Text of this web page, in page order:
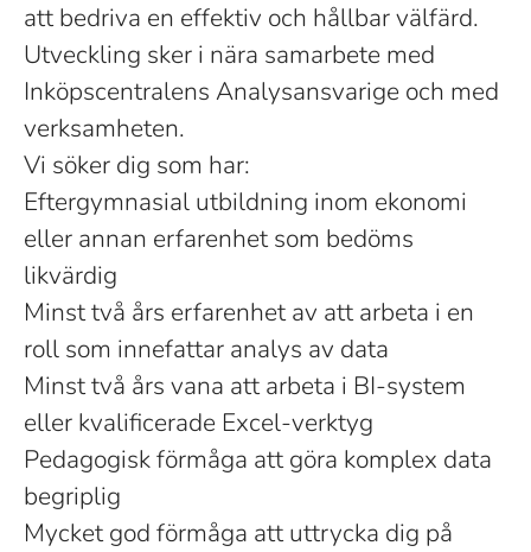
att bedriva en effektiv och hållbar välfärd.
Utveckling sker i nära samarbete med
Inköpscentralens Analysansvarige och med
verksamheten.
Vi söker dig som har:
Eftergymnasial utbildning inom ekonomi
eller annan erfarenhet som bedöms
likvärdig
Minst två års erfarenhet av att arbeta i en
roll som innefattar analys av data
Minst två års vana att arbeta i BI-system
eller kvalificerade Excel-verktyg
Pedagogisk förmåga att göra komplex data
begriplig
Mycket god förmåga att uttrycka dig på